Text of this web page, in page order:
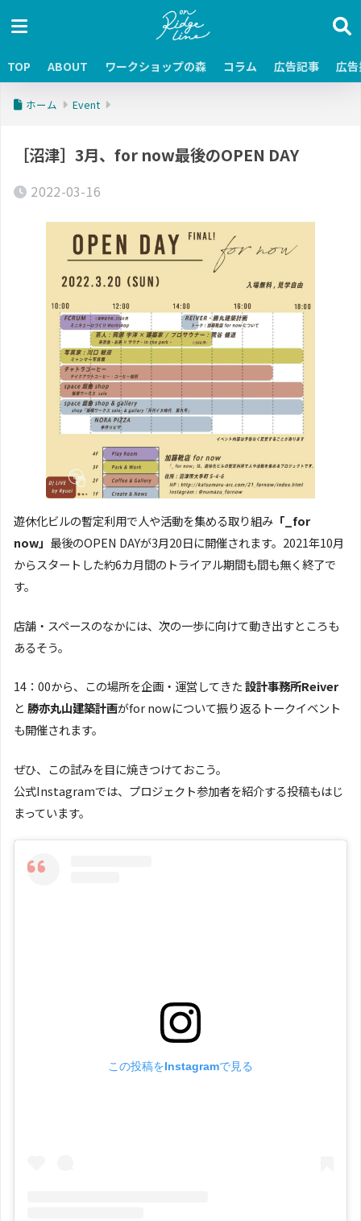
TOP ABOUT ワークショップの森 コラム 広告記事 広
ホーム Event
［沼津］3月、for now最後のOPEN DAY
2022-03-16
遊休化ビルの暫定利用で人や活動を集める取り組み 「_for
now」 最後のOPEN DAYが3月20日に開催されます。2021年10月
からスタートした約6カ月間のトライアル期間も間も無く終了で
す。
店舗・スペースのなかには、次の一歩に向けて動き出すところも
あるそう。
14：00から、この場所を企画・運営してきた設計事務所Reiver
と 勝亦丸山建築計画がfor nowについて振り返るトークイベント
も開催されます。
ぜひ、この試みを目に焼きつけておこう。
公式Instagramでは、プロジェクト参加者を紹介する投稿もはじ
まっています。
この投稿をInstagramで見る